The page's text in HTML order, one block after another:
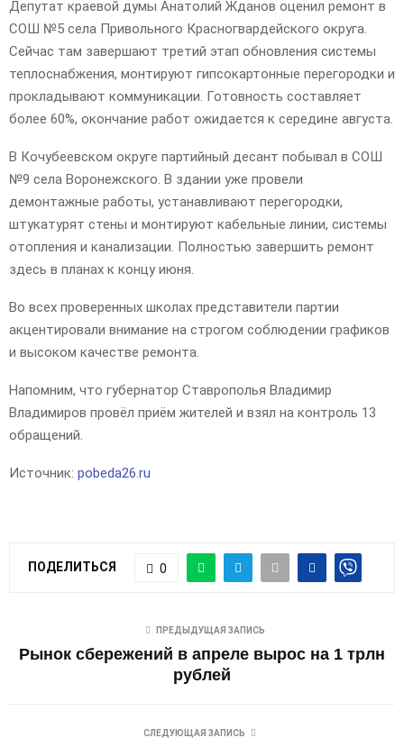
Депутат краевой думы Анатолий Жданов оценил ремонт в
СОШ №5 села Привольного Красногвардейского округа.
Сейчас там завершают третий этап обновления системы
теплоснабжения, монтируют гипсокартонные перегородки и
прокладывают коммуникации. Готовность составляет
более 60%, окончание работ ожидается к середине августа.
В Кочубеевском округе партийный десант побывал в СОШ
№9 села Воронежского. В здании уже провели
демонтажные работы, устанавливают перегородки,
штукатурят стены и монтируют кабельные линии, системы
отопления и канализации. Полностью завершить ремонт
здесь в планах к концу июня.
Во всех проверенных школах представители партии
акцентировали внимание на строгом соблюдении графиков
и высоком качестве ремонта.
Напомним, что губернатор Ставрополья Владимир
Владимиров провёл приём жителей и взял на контроль 13
обращений.
Источник: pobeda26.ru
ПОДЕЛИТЬСЯ 0
ПРЕДЫДУЩАЯ ЗАПИСЬ
Рынок сбережений в апреле вырос на 1 трлн
рублей
СЛЕДУЮЩАЯ ЗАПИСЬ